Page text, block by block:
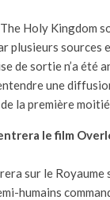
Holy Kingdom
plusieurs sources
de sortie n’a été
une
la première moitié
le film
sur le Royaume
humains